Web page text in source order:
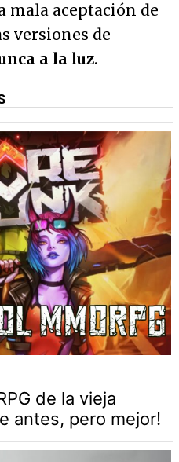
mala aceptación de
versiones de
a la luz.
de la vieja
antes, pero mejor!